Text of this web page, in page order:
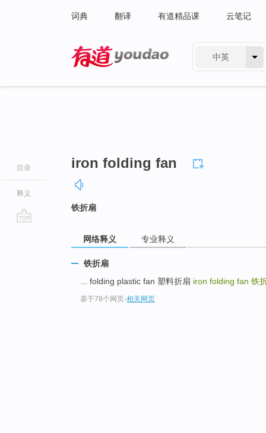
词典 翻译 有道精品课 云笔记
中英
目录
释义
iron folding fan
铁折扇
网络释义 专业释义
铁折扇
... folding plastic fan 塑料折扇 iron folding fan 铁
基于78个网页-相关网页